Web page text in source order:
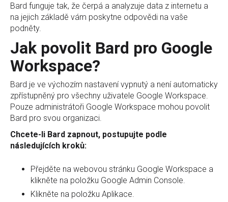
Bard funguje tak, že čerpá a analyzuje data z internetu a
na jejich základě vám poskytne odpovědi na vaše
podněty.
Jak povolit Bard pro Google
Workspace?
Bard je ve výchozím nastavení vypnutý a není automaticky
zpřístupněný pro všechny uživatele Google Workspace.
Pouze administrátoři Google Workspace mohou povolit
Bard pro svou organizaci.
Chcete-li Bard zapnout, postupujte podle
následujících kroků:
Přejděte na webovou stránku Google Workspace a
klikněte na položku Google Admin Console.
Klikněte na položku Aplikace.